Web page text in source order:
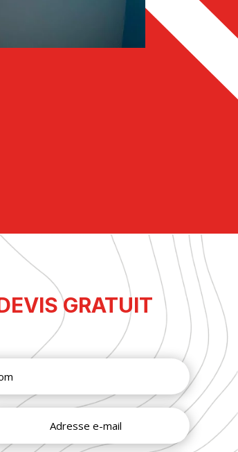
GRATUIT